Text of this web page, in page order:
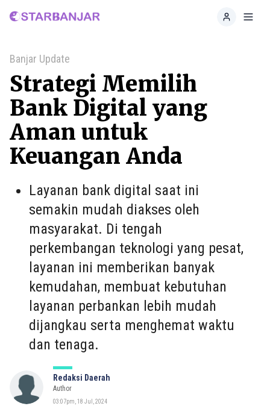
Home
Banjar Update
Strategi Memilih
Bank Digital yang
Aman untuk
Keuangan Anda
Layanan bank digital saat ini
semakin mudah diakses oleh
masyarakat. Di tengah
perkembangan teknologi yang pesat,
layanan ini memberikan banyak
kemudahan, membuat kebutuhan
layanan perbankan lebih mudah
dijangkau serta menghemat waktu
dan tenaga.
Redaksi Daerah
Author
03:07pm, 18 Jul, 2024